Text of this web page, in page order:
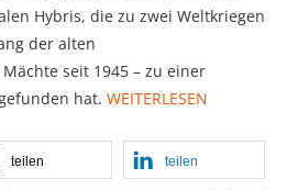
Hybris, die zu zwei Weltkriegen
der alten
seit 1945 – zu einer
hat. WEITERLESEN
teilen teilen